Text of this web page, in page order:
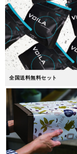
全国送料無料セット